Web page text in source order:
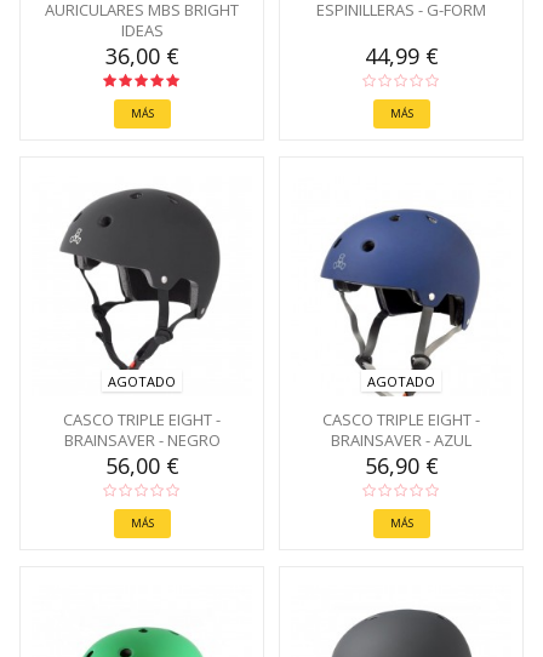
AURICULARES MBS BRIGHT
IDEAS
36,00 €
MÁS
ESPINILLERAS - G-FORM
44,99 €
MÁS
AGOTADO
CASCO TRIPLE EIGHT -
BRAINSAVER - NEGRO
56,00 €
MÁS
AGOTADO
CASCO TRIPLE EIGHT -
BRAINSAVER - AZUL
56,90 €
MÁS